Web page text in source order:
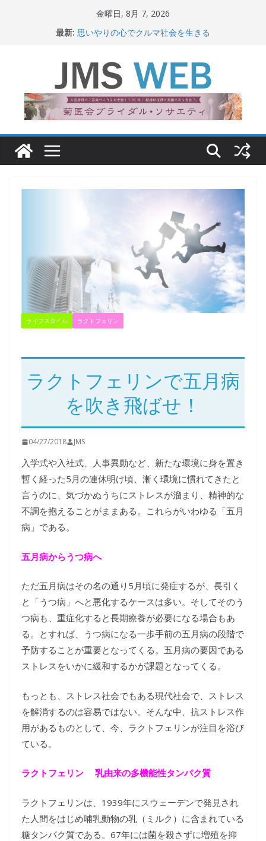
ッ
金曜日, 8月 7, 2026
最新: 思いやりの心でクルマ社会を生きる
関東大震災から100 年
新生ニッポン！
ライフスタイル ラクトフェリン
ラクトフェリンで五月病
を吹き飛ばせ！
04/27/2018 JMS
入学式や入社式、人事異動など、新たな環境に身を置き
暫く経った5月の連休明け頃、漸く環境に慣れてきたと
言うのに、気づかぬうちにストレスが溜まり、精神的な
不調を抱えることがままある。これらがいわゆる「五月
病」である。
五月病からうつ病へ
ただ五月病はその名の通り5月頃に発症するが、長引く
と「うつ病」へと悪化するケースは多い。そしてそのう
つ病も、重症化すると長期療養が必要になる場合もあ
る。とすれば、うつ病になる一歩手前の五月病の段階で
予防することが重要となってくる。五月病の要因である
ストレスをいかに緩和するかが課題となってくる。
もっとも、ストレス社会でもある現代社会で、ストレス
を解消するのは容易ではない。そんな中、抗ストレス作
用があるものとして、今、ラクトフェリンが注目を浴び
ている。
ラクトフェリン 乳由来の多機能性タンパク質
ラクトフェリンは、1939年にスウェーデンで発見され
た人間をはじめ哺乳動物の乳（ミルク）に含まれている
糖タンパク質である。67年には菌を殺さずに増殖を抑